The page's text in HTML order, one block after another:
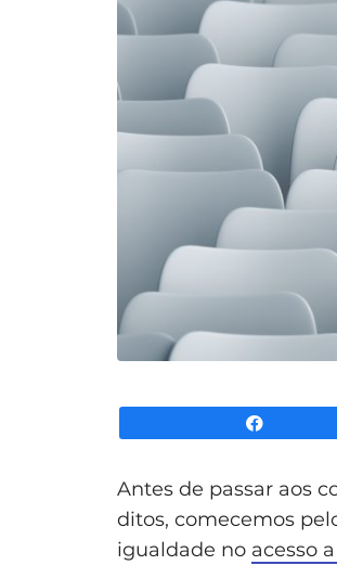
Antes de passar aos
ditos, comecemos
igualdade no acesso